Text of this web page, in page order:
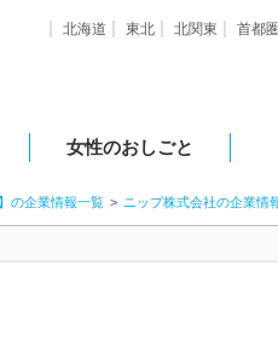
北海道 東北 北関東 首都圏
女性のおしごと
の企業情報一覧 ニップ株式会社の企業情